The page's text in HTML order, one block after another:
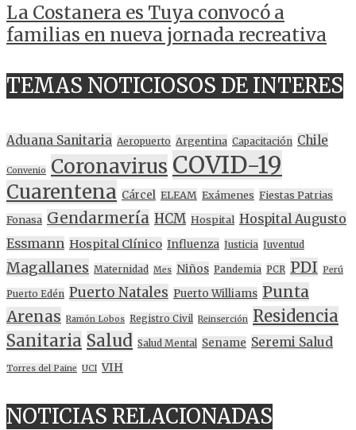
La Costanera es Tuya convocó a
familias en nueva jornada recreativa
TEMAS NOTICIOSOS DE INTERES
Aduana Sanitaria Aeropuerto Argentina Capacitación Chile
Convenio Coronavirus COVID-19
Cuarentena Cárcel ELEAM Exámenes Fiestas Patrias
Fonasa Gendarmería HCM Hospital Hospital Augusto
Essmann Hospital Clínico Influenza Justicia Juventud
Magallanes Maternidad Mes Niños Pandemia PCR PDI Perú
Puerto Edén Puerto Natales Puerto Williams Punta
Arenas Ramón Lobos Registro Civil Reinserción Residencia
Sanitaria Salud Salud Mental Sename Seremi Salud
Torres del Paine UCI VIH
NOTICIAS RELACIONADAS